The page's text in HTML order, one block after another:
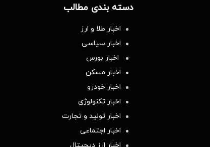
دسته بندی مطالب
اخبار طلا و ارز
اخبار سیاسی
اخبار بورس
اخبار مسکن
اخبار خودرو
اخبار تکنولوژی
اخبار تولید و تجارت
اخبار اجتماعی